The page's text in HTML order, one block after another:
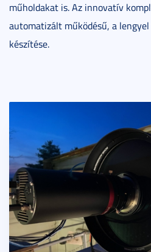
műholdakat is. Az innovatív
automatizált működésű, a
készítése.